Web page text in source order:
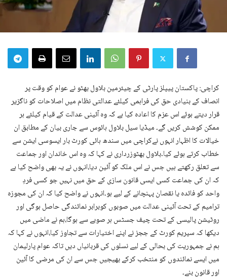
کراچی: پاکستان پیپلز پارٹی کے چیئرمین بلاول بھٹو نے عوام کو وقت پر
انصاف کے بنیادی حق کی فراہمی کیلئے عدالتی نظام میں اصلاحات کو ناگزیر
قرار دیتے ہوئے اس عزم کا اعادہ کیا ہے کہ وہ آئینی عدالت کے قیام کیلئے ہر
ممکن کوشش کریں گے۔ میڈیا سیل بلاول ہائوس سے جاری بیان کے مطابق ان
خیالات کا اظہار انہوں نےکراچی میں سندھ ہائی کورٹ بار ایسوسی ایشن سے
خطاب کرتے ہوئے کیا۔بلاول بھٹوزرداری نے کہا کہ وہ اس خاندان اور جماعت
سے تعلق رکھتے ہیں جس نے اس ملک کو آئین دیا،انہوں نے یہ بھی واضح کیا ہے
کہ ان کی جماعت کسی ایسی قانون سازی کے حق میں نہیں جو کسی فردِ
واحد کو فائدہ یا نقصان پہنچانے کے لیے ہو۔انہوں نے واضح کیا کہ ان کی مجوزہ
ترامیم کے تحت آئینی عدالت میں صوبوں کوبرابر نمائندگی حاصل ہوگی اور
روٹیشن پالیسی کے تحت چیف جسٹس ہر صوبے سے ہوگا،ہم نے ماضی میں
دیکھا کہ سپریم کورٹ کے ججز نے اپنے اختیارات سے تجاوز کیا،انہوں نے کہا کہ
ہم نے جمہوریت کی بحالی کے لیے نسلوں کی قربانیاں دیں تاکہ عوام پارلیمان
میں ایسے نمائندوں کو منتخب کرکے بھیجیں جس سے ان کی مرضی کا آئین
اور قانون بنے۔